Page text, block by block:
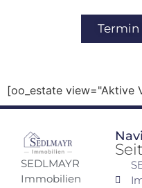
Termin
[oo_estate view="Aktive
SEDLMAYR
Immobilien